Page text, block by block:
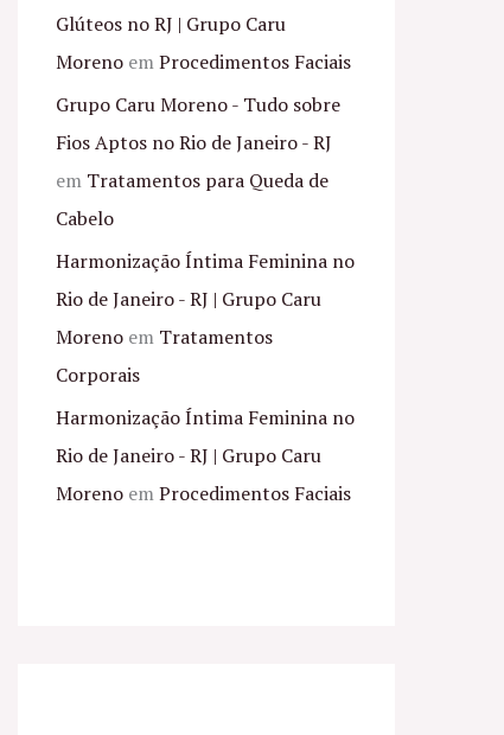
Glúteos no RJ | Grupo Caru
Moreno emProcedimentos Faciais
Grupo Caru Moreno - Tudo sobre
Fios Aptos no Rio de Janeiro - RJ
em Tratamentos para Queda de
Cabelo
Harmonização Íntima Feminina no
Rio de Janeiro - RJ | Grupo Caru
Moreno em Tratamentos
Corporais
Harmonização Íntima Feminina no
Rio de Janeiro - RJ | Grupo Caru
Moreno emProcedimentos Faciais